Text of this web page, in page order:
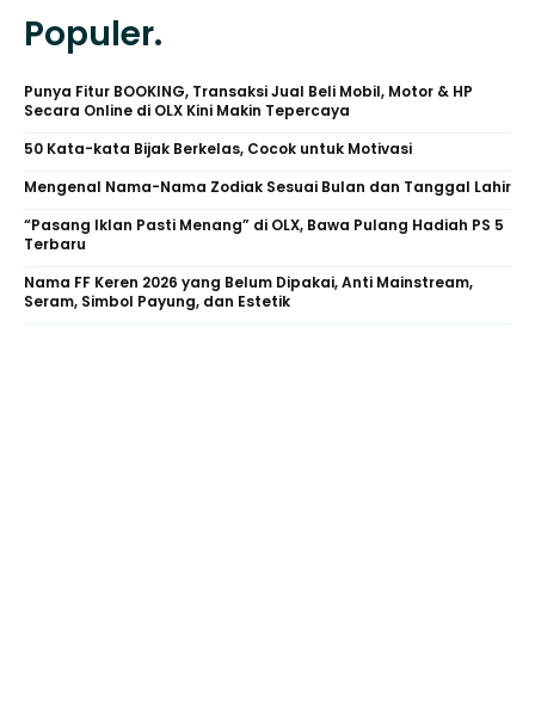
Populer.
Punya Fitur BOOKING, Transaksi Jual Beli Mobil, Motor & HP
Secara Online di OLX Kini Makin Tepercaya
50 Kata-kata Bijak Berkelas, Cocok untuk Motivasi
Mengenal Nama-Nama Zodiak Sesuai Bulan dan Tanggal Lahir
“Pasang Iklan Pasti Menang” di OLX, Bawa Pulang Hadiah PS 5
Terbaru
Nama FF Keren 2026 yang Belum Dipakai, Anti Mainstream,
Seram, Simbol Payung, dan Estetik